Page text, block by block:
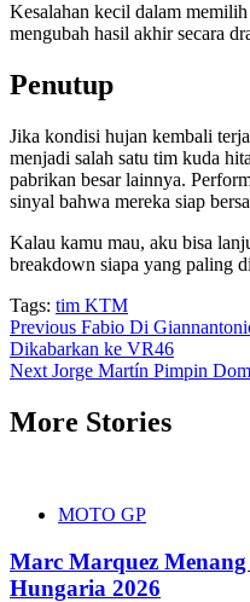
Kesalahan kecil dalam
mengubah hasil akhir secara
Penutup
Jika kondisi hujan kembali
menjadi salah satu tim kuda
pabrikan besar lainnya.
sinyal bahwa mereka siap
Kalau kamu mau, aku bisa
breakdown siapa yang paling
Tags: tim KTM
Post
navigation
Previous Fabio Di
Dikabarkan ke VR46
Next Jorge Martín Pimpin
More Stories
MOTO GP
Marc Marquez
Hungaria 2026